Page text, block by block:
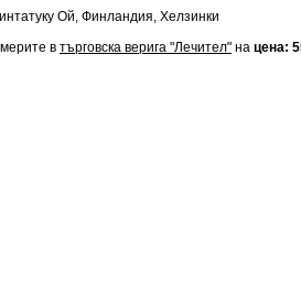
Oй, Финландия, Хелзинки
в търговска верига "Лечител" на цена: